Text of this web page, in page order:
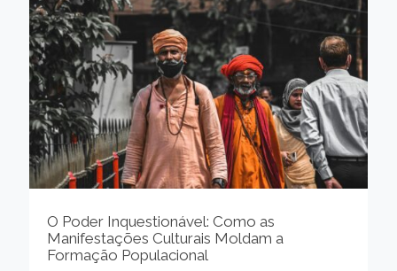
O Poder Inquestionável: Como as
Manifestações Culturais Moldam a
Formação Populacional